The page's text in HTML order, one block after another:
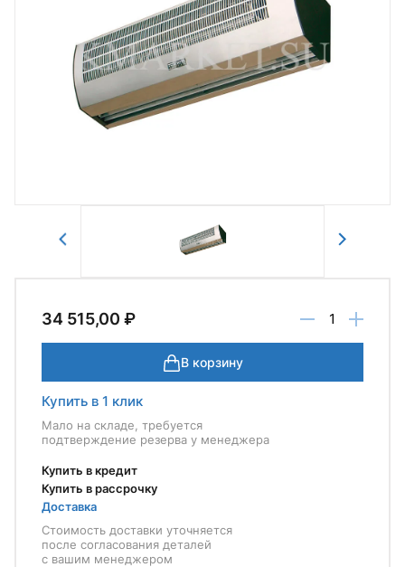
34 515,00 ₽
В корзину
Купить в 1 клик
Мало на складе, требуется
подтверждение резерва у менеджера
Купить в кредит
Купить в рассрочку
Доставка
Стоимость доставки уточняется
после согласования деталей
с вашим менеджером
Комментарий
Для оформления заказа необходимо
войти в личный кабинет.
Авторизоваться